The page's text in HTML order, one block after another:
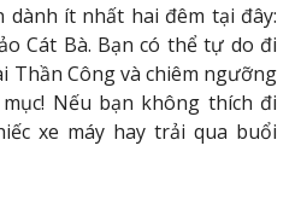
dành ít nhất hai đêm tại đây:
Cát Bà. Bạn có thể tự do đi
Thần Công và chiêm ngưỡng
Nếu bạn không thích đi
xe máy hay trải qua buổi